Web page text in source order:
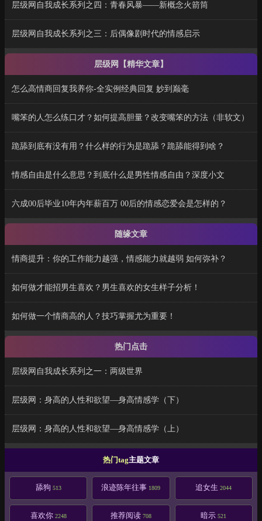
层级网自我成长系列之四：青春风暴——新概念火箭筒
层级网自我成长系列之三：后偶像剧时代的情感启示
层级网【精华文章】
怎么高情商回复我养你-全实例经典回复 妙到巅毫
嘴笨的人怎么练口才？如何提高胆量？改变嘴笨的方法（非软文）
跪舔到底有没有用？什么样的行为是跪舔？跪舔能得到啥？
情感自由是什么意思？到底什么是男性情感自由？深度小文
六成00后毕业10年内年薪百万 00后的情感恋爱会是怎样的？
随缘文章
情商提升：你的工作能力越强，情感能力就越弱 如何弥补？
如何做才能招男生喜欢？男生喜欢的女生样子分析！
如何做一个情商高的人？技巧掌握尤为重要！
热门点击
层级网自我成长系列之一：两级世界
层级网：身高的人性和欲望—身高情感学（下）
层级网：身高的人性和欲望—身高情感学（上）
热门tag主题文章
舔狗 513 浪迹陈年往事 1809 追女生2044
喜欢你 2248 推荐阅读 708 暗示521